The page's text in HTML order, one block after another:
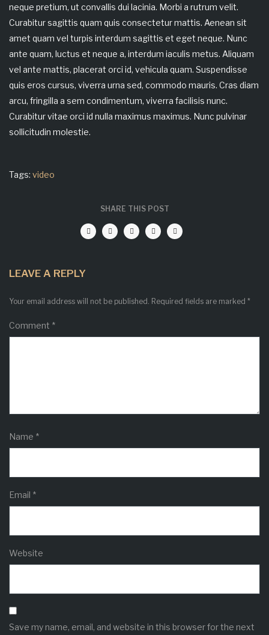
neque pretium, ut convallis dui lacinia. Morbi a rutrum velit.
Curabitur sagittis quam quis consectetur mattis. Aenean sit
amet quam vel turpis interdum sagittis et eget neque. Nunc
ante quam, luctus et neque a, interdum iaculis metus. Aliquam
vel ante mattis, placerat orci id, vehicula quam. Suspendisse
quis eros cursus, viverra urna sed, commodo mauris. Cras diam
arcu, fringilla a sem condimentum, viverra facilisis nunc.
Curabitur vitae orci id nulla maximus maximus. Nunc pulvinar
sollicitudin molestie.
Tags: video
SHARE THIS POST
LEAVE A REPLY
Your email address will not be published. Required fields are marked *
Comment *
Name *
Email *
Website
Save my name, email, and website in this browser for the next